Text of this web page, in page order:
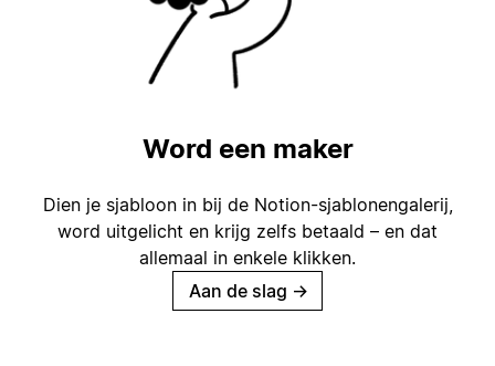
Word een maker
Dien je sjabloon in bij de Notion-sjablonengalerij,
word uitgelicht en krijg zelfs betaald – en dat
allemaal in enkele klikken.
Aan de slag →